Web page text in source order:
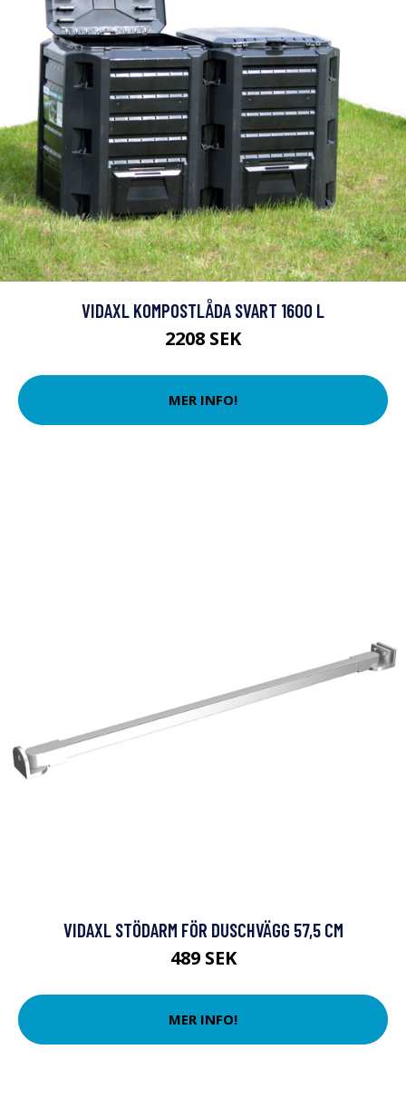
VIDAXL KOMPOSTLÅDA SVART 1600 L
2208 SEK
MER INFO!
VIDAXL STÖDARM FÖR DUSCHVÄGG 57,5 CM
489 SEK
MER INFO!